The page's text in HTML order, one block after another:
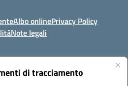
di tracciamento
Albo onlinePrivacy Policy
Note legali
(SS)